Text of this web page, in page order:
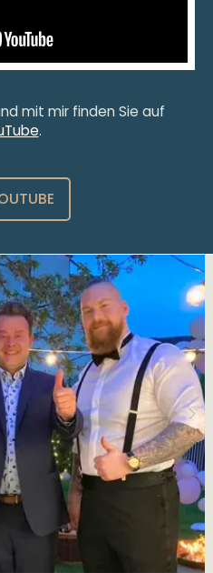
mit mir finden Sie auf
.